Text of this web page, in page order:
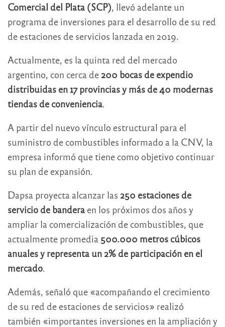
Comercial del Plata (SCP), llevó adelante un
programa de inversiones para el desarrollo de su red
de estaciones de servicios lanzada en 2019.
Actualmente, es la quinta red del mercado
argentino, con cerca de 200 bocas de expendio
distribuidas en 17 provincias y más de 40 modernas
tiendas de conveniencia.
A partir del nuevo vínculo estructural para el
suministro de combustibles informado a la CNV, la
empresa informó que tiene como objetivo continuar
su plan de expansión.
Dapsa proyecta alcanzar las 250 estaciones de
servicio de bandera en los próximos dos años y
ampliar la comercialización de combustibles, que
actualmente promedia 500.000 metros cúbicos
anuales y representa un 2% de participación en el
mercado.
Además, señaló que «acompañando el crecimiento
de su red de estaciones de servicios» realizó
también «importantes inversiones en la ampliación y